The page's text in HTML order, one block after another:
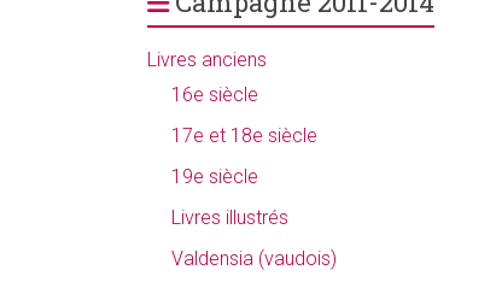
Livres anciens
16e siècle
17e et 18e siècle
19e siècle
Livres illustrés
Valdensia (vaudois)